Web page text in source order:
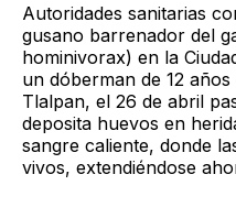
Autoridades sanitarias
gusano barrenador del
hominivorax) en la
un dóberman de 12
Tlalpan, el 26 de abril
deposita huevos en
sangre caliente, donde
vivos, extendiéndose